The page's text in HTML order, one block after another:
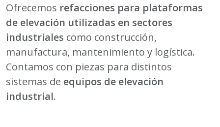
Ofrecemos refacciones para plataformas
de elevación utilizadas en sectores
industriales como construcción,
manufactura, mantenimiento y logística.
Contamos con piezas para distintos
sistemas de equipos de elevación
industrial.